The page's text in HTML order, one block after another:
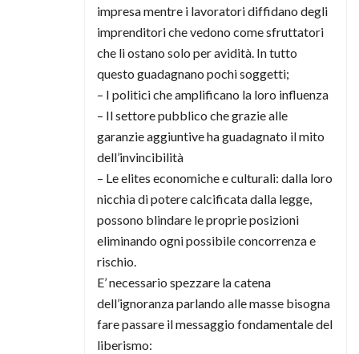
impresa mentre i lavoratori diffidano degli
imprenditori che vedono come sfruttatori
che li ostano solo per avidità. In tutto
questo guadagnano pochi soggetti;
– I politici che amplificano la loro influenza
– Il settore pubblico che grazie alle
garanzie aggiuntive ha guadagnato il mito
dell’invincibilità
– Le elites economiche e culturali: dalla loro
nicchia di potere calcificata dalla legge,
possono blindare le proprie posizioni
eliminando ogni possibile concorrenza e
rischio.
E’ necessario spezzare la catena
dell’ignoranza parlando alle masse bisogna
fare passare il messaggio fondamentale del
liberismo: